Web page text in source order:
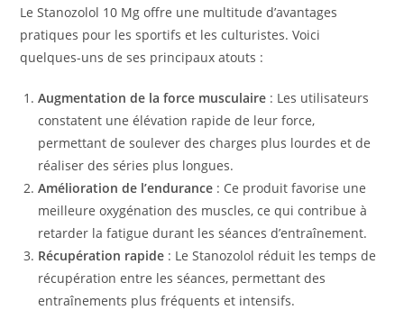
Le Stanozolol 10 Mg offre une multitude d’avantages
pratiques pour les sportifs et les culturistes. Voici
quelques-uns de ses principaux atouts :
Augmentation de la force musculaire : Les utilisateurs
constatent une élévation rapide de leur force,
permettant de soulever des charges plus lourdes et de
réaliser des séries plus longues.
Amélioration de l’endurance : Ce produit favorise une
meilleure oxygénation des muscles, ce qui contribue à
retarder la fatigue durant les séances d’entraînement.
Récupération rapide : Le Stanozolol réduit les temps de
récupération entre les séances, permettant des
entraînements plus fréquents et intensifs.